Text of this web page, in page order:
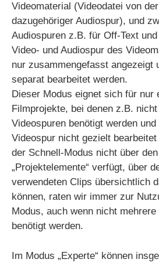
Videomaterial (Videodatei von
dazugehöriger Audiospur), und
Audiospuren z.B. für Off-Text
Video- und Audiospur des
nur zusammengefasst angezeigt
separat bearbeitet werden.
Dieser Modus eignet sich für nur
Filmprojekte, bei denen z.B.
Videospuren benötigt werden
Videospur nicht gezielt
der Schnell-Modus nicht über
„Projektelemente“ verfügt, über
verwendeten Clips übersichtlich
können, raten wir immer zur
Modus, auch wenn nicht
benötigt werden.
Im Modus „Experte“ können